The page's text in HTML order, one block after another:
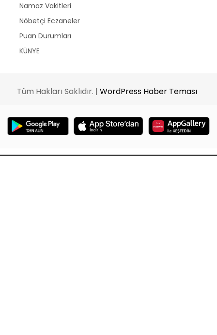
Namaz Vakitleri
Nöbetçi Eczaneler
Puan Durumları
KÜNYE
Tüm Hakları Saklıdır. | WordPress Haber Teması